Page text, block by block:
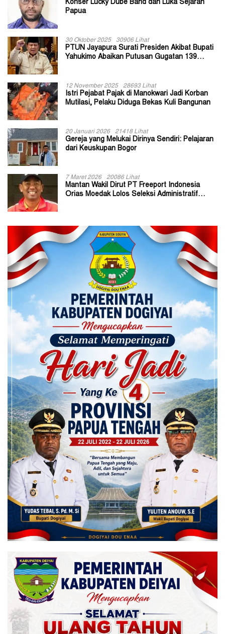
Konser Lucky Dube Band dan Luka Sejarah
Papua
30 Oktober 2025 30906 Lihat
PTUN Jayapura Surati Presiden Akibat Bupati
Yahukimo Abaikan Putusan Gugatan 139
12 November 2025 28693 Lihat
Istri Pejabat Pajak di Manokwari Jadi Korban
Mutilasi, Pelaku Diduga Bekas Kuli Bangunan
20 Januari 2026 21418 Lihat
Gereja yang Melukai Dirinya Sendiri: Pelajaran
dari Keuskupan Bogor
7 Maret 2026 20086 Lihat
Mantan Wakil Dirut PT Freeport Indonesia
Orias Moedak Lolos Seleksi Administratif